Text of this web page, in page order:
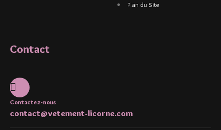
Plan du Site
Contact
Contactez-nous
contact@vetement-licorne.com